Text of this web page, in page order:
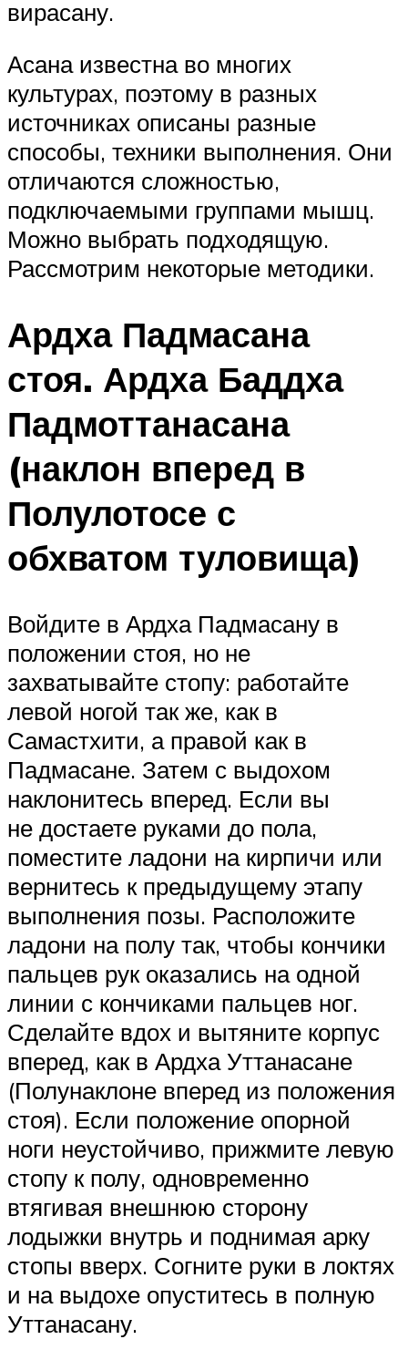
вирасану.
Асана известна во многих
культурах, поэтому в разных
источниках описаны разные
способы, техники выполнения. Они
отличаются сложностью,
подключаемыми группами мышц.
Можно выбрать подходящую.
Рассмотрим некоторые методики.
Ардха Падмасана
стоя. Ардха Баддха
Падмоттанасана
(наклон вперед в
Полулотосе с
обхватом туловища)
Войдите в Ардха Падмасану в
положении стоя, но не
захватывайте стопу: работайте
левой ногой так же, как в
Самастхити, а правой как в
Падмасане. Затем с выдохом
наклонитесь вперед. Если вы
не достаете руками до пола,
поместите ладони на кирпичи или
вернитесь к предыдущему этапу
выполнения позы. Расположите
ладони на полу так, чтобы кончики
пальцев рук оказались на одной
линии с кончиками пальцев ног.
Сделайте вдох и вытяните корпус
вперед, как в Ардха Уттанасане
(Полунаклоне вперед из положения
стоя). Если положение опорной
ноги неустойчиво, прижмите левую
стопу к полу, одновременно
втягивая внешнюю сторону
лодыжки внутрь и поднимая арку
стопы вверх. Согните руки в локтях
и на выдохе опуститесь в полную
Уттанасану.